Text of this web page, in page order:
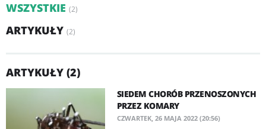
WSZYSTKIE (2)
ARTYKUŁY (2)
ARTYKUŁY (2)
SIEDEM CHORÓB PRZENOSZONYCH
PRZEZ KOMARY
CZWARTEK, 26 MAJA 2022 (20:56)